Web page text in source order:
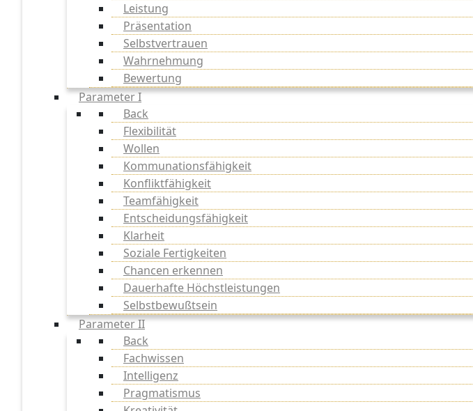
Leistung
Präsentation
Selbstvertrauen
Wahrnehmung
Bewertung
Parameter I
Back
Flexibilität
Wollen
Kommunationsfähigkeit
Konfliktfähigkeit
Teamfähigkeit
Entscheidungsfähigkeit
Klarheit
Soziale Fertigkeiten
Chancen erkennen
Dauerhafte Höchstleistungen
Selbstbewußtsein
Parameter II
Back
Fachwissen
Intelligenz
Pragmatismus